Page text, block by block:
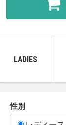
LADIES
性別